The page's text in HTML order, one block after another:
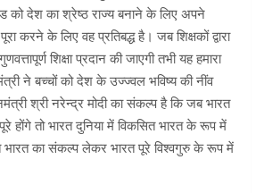
को देश का श्रेष्ठ राज्य बनाने के लिए अपने
करने के लिए वह प्रतिबद्ध है। जब शिक्षकों द्वारा
शिक्षा प्रदान की जाएगी तभी यह हमारा
ने बच्चों को देश के उज्ज्वल भविष्य की नींव
श्री नरेन्द्र मोदी का संकल्प है कि जब भारत
होंगे तो भारत दुनिया में विकसित भारत के रूप में
भारत का संकल्प लेकर भारत पूरे विश्वगुरु के रूप में